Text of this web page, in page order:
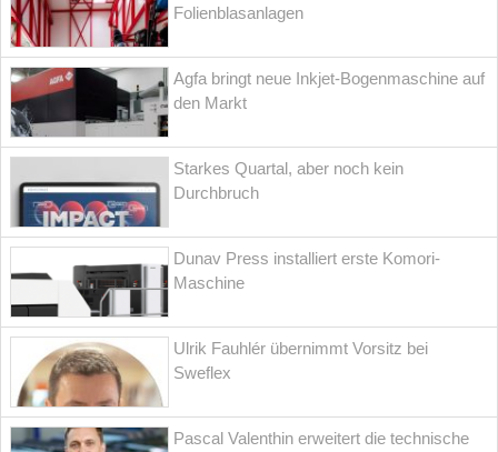
Folienblasanlagen
Agfa bringt neue Inkjet-Bogenmaschine auf
den Markt
Starkes Quartal, aber noch kein
Durchbruch
Dunav Press installiert erste Komori-
Maschine
Ulrik Fauhlér übernimmt Vorsitz bei
Sweflex
Pascal Valenthin erweitert die technische